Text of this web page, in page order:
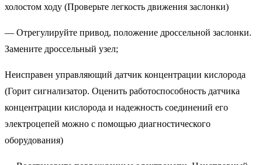
холостом ходу (Проверьте легкость движения заслонки)
— Отрегулируйте привод, положение дроссельной заслонки.
Замените дроссельный узел;
Неисправен управляющий датчик концентрации кислорода
(Горит сигнализатор. Оценить работоспособность датчика
концентрации кислорода и надежность соединений его
электроцепей можно с помощью диагностического
оборудования)